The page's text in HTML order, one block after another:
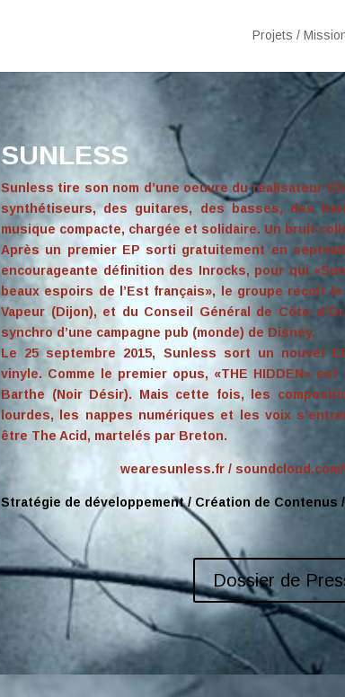
Projets /
SUNLESS
Sunless tire son nom d’une oeuvre du réalisateur
synthétiseurs, des guitares, des basses, des
musique compacte, chargée et solidaire. Un bruit
Après un premier EP sorti gratuitement en
encourageante définition des Inrocks, pour qui
beaux espoirs de l’Est français», le groupe reçoit
Vapeur (Dijon), et du Conseil Général de Côte
synchro d’une campagne pub (monde) de Disney.
Le 25 septembre 2015, Sunless sort un nouvel
vinyle. Comme le premier opus, «THE HIDDEN»
Barthe (Noir Désir). Mais cette fois, les
lourdes, les nappes numériques et les voix
être The Acid, martelés par Breton.
wearesunless.fr /
Stratégie de développement / Création de Contenus
Dossier de